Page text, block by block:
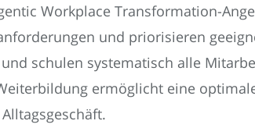
Workplace Transformation-
und priorisieren
schulen systematisch alle
ermöglicht eine